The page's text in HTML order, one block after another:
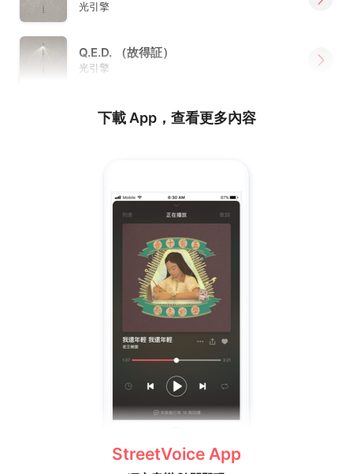
光引擎
Q.E.D. （故得証）
光引擎
下載 App，查看更多內容
StreetVoice App